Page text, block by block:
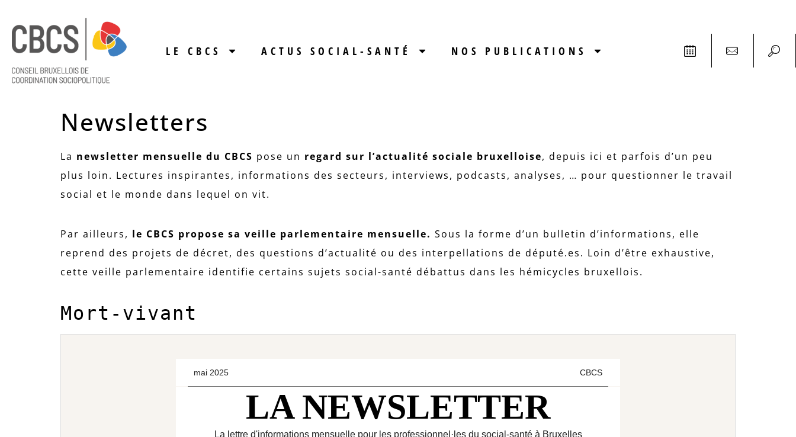
LE CBCS ACTUS SOCIAL-SANTÉ NOS PUBLICATIONS
Newsletters
La newsletter mensuelle du CBCS pose un regard sur l’actualité sociale bruxelloise, depuis ici et parfois d’un peu
plus loin. Lectures inspirantes, informations des secteurs, interviews, podcasts, analyses, … pour questionner le travail
social et le monde dans lequel on vit.
Par ailleurs, le CBCS propose sa veille parlementaire mensuelle. Sous la forme d’un bulletin d’informations, elle
reprend des projets de décret, des questions d’actualité ou des interpellations de député.es. Loin d’être exhaustive,
cette veille parlementaire identifie certains sujets social-santé débattus dans les hémicycles bruxellois.
Mort-vivant